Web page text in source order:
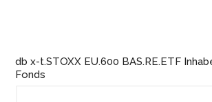
db x-t.STOXX EU.600 BAS.RE.ETF
Fonds